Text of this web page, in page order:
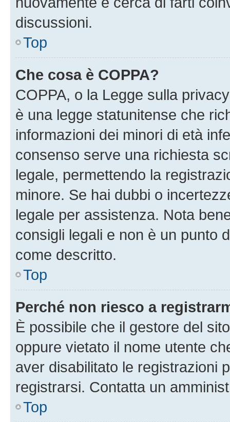
discussioni.
Top
Che cosa è COPPA?
COPPA, o la Legge sulla
è una legge statunitense che
informazioni dei minori di età
consenso serve una richiesta
legale, permettendo la
minore. Se hai dubbi o
legale per assistenza. Nota
consigli legali e non è un punto
come descritto.
Top
Perché non riesco a
È possibile che il gestore del
oppure vietato il nome utente
aver disabilitato le registrazioni
registrarsi. Contatta un
Top